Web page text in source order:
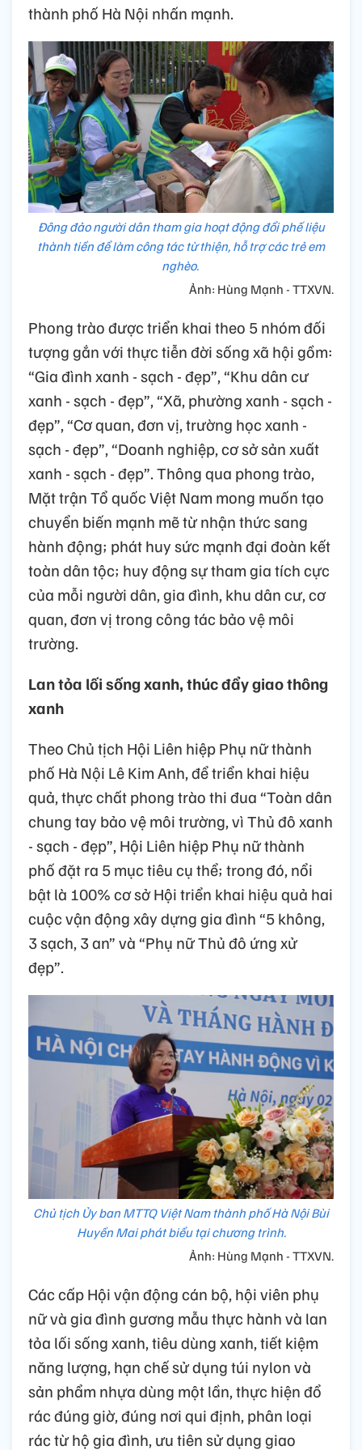
thành phố Hà Nội nhấn mạnh.
Đông đảo người dân tham gia hoạt động đổi phế liệu
thành tiền để làm công tác từ thiện, hỗ trợ các trẻ em
nghèo.
Ảnh: Hùng Mạnh - TTXVN.
Phong trào được triển khai theo 5 nhóm đối
tượng gắn với thực tiễn đời sống xã hội gồm:
“Gia đình xanh - sạch - đẹp”, “Khu dân cư
xanh - sạch - đẹp”, “Xã, phường xanh - sạch -
đẹp”, “Cơ quan, đơn vị, trường học xanh -
sạch - đẹp”, “Doanh nghiệp, cơ sở sản xuất
xanh - sạch - đẹp”. Thông qua phong trào,
Mặt trận Tổ quốc Việt Nam mong muốn tạo
chuyển biến mạnh mẽ từ nhận thức sang
hành động; phát huy sức mạnh đại đoàn kết
toàn dân tộc; huy động sự tham gia tích cực
của mỗi người dân, gia đình, khu dân cư, cơ
quan, đơn vị trong công tác bảo vệ môi
trường.
Lan tỏa lối sống xanh, thúc đẩy giao thông
xanh
Theo Chủ tịch Hội Liên hiệp Phụ nữ thành
phố Hà Nội Lê Kim Anh, để triển khai hiệu
quả, thực chất phong trào thi đua “Toàn dân
chung tay bảo vệ môi trường, vì Thủ đô xanh
- sạch - đẹp”, Hội Liên hiệp Phụ nữ thành
phố đặt ra 5 mục tiêu cụ thể; trong đó, nổi
bật là 100% cơ sở Hội triển khai hiệu quả hai
cuộc vận động xây dựng gia đình “5 không,
3 sạch, 3 an” và “Phụ nữ Thủ đô ứng xử
đẹp”.
Chủ tịch Ủy ban MTTQ Việt Nam thành phố Hà Nội Bùi
Huyền Mai phát biểu tại chương trình.
Ảnh: Hùng Mạnh - TTXVN.
Các cấp Hội vận động cán bộ, hội viên phụ
nữ và gia đình gương mẫu thực hành và lan
tỏa lối sống xanh, tiêu dùng xanh, tiết kiệm
năng lượng, hạn chế sử dụng túi nylon và
sản phẩm nhựa dùng một lần, thực hiện đổ
rác đúng giờ, đúng nơi qui định, phân loại
rác từ hộ gia đình, ưu tiên sử dụng giao